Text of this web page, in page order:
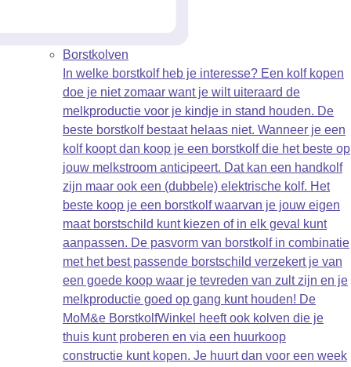
Borstkolven
In welke borstkolf heb je interesse? Een kolf kopen
doe je niet zomaar want je wilt uiteraard de
melkproductie voor je kindje in stand houden. De
beste borstkolf bestaat helaas niet. Wanneer je een
kolf koopt dan koop je een borstkolf die het beste op
jouw melkstroom anticipeert. Dat kan een handkolf
zijn maar ook een (dubbele) elektrische kolf. Het
beste koop je een borstkolf waarvan je jouw eigen
maat borstschild kunt kiezen of in elk geval kunt
aanpassen. De pasvorm van borstkolf in combinatie
met het best passende borstschild verzekert je van
een goede koop waar je tevreden van zult zijn en je
melkproductie goed op gang kunt houden! De
MoM&e BorstkolfWinkel heeft ook kolven die je
thuis kunt proberen en via een huurkoop
constructie kunt kopen. Je huurt dan voor een week